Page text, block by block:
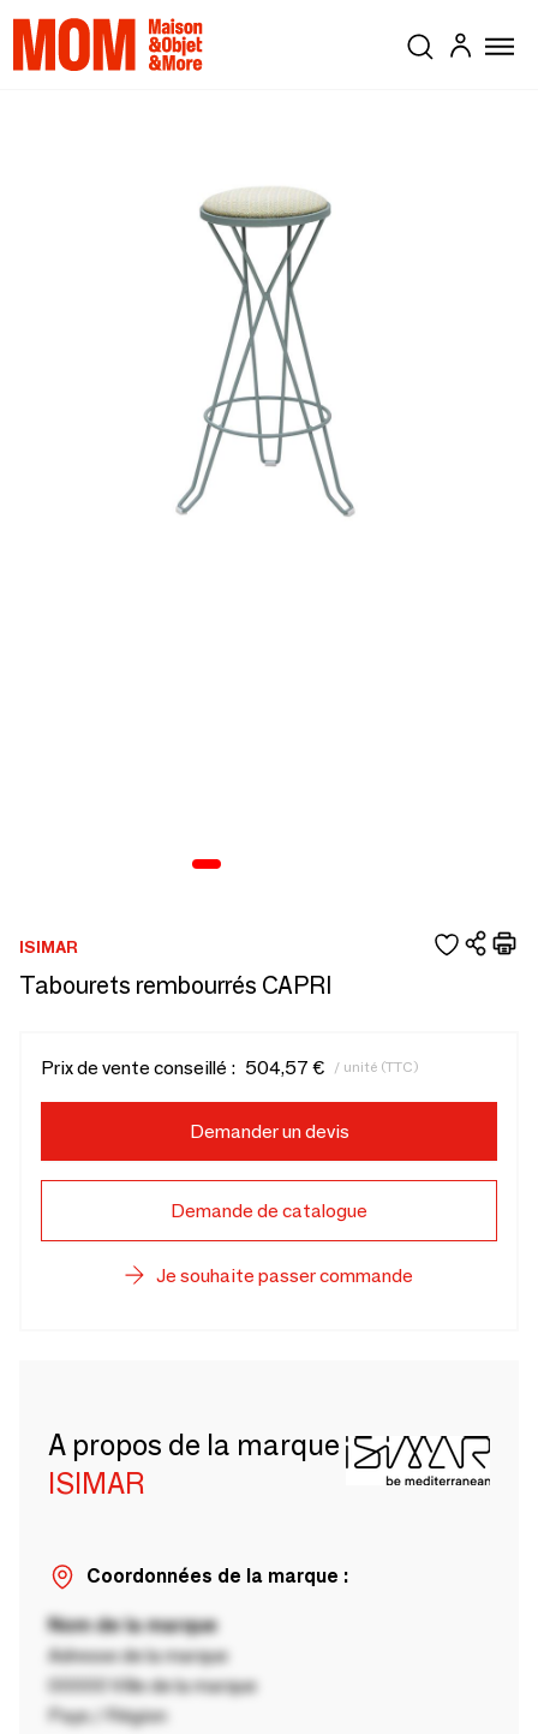
ISIMAR
Tabourets rembourrés CAPRI
Prix de vente conseillé : 504,57 € / unité (TTC)
Demander un devis
Demande de catalogue
Je souhaite passer commande
A propos de la marque
ISIMAR
Coordonnées de la marque :
Nom de la marque
Adresse de la marque
00000 Ville de la marque
Pays / Région